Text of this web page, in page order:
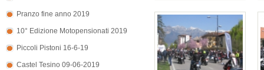
Pranzo fine anno 2019
10° Edizione Motopensionati 2019
Piccoli Pistoni 16-6-19
Castel Tesino 09-06-2019